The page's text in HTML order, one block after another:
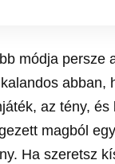
módja persze
az tény,
magból
Ha szeretsz